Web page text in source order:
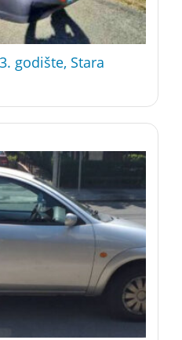
godište, Stara